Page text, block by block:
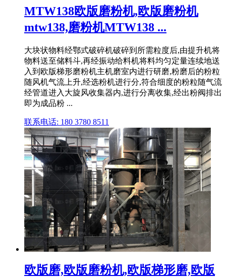
MTW138欧版磨粉机,欧版磨粉机
mtw138,磨粉机MTW138 ...
大块状物料经鄂式破碎机破碎到所需粒度后,由提升机将
物料送至储料斗,再经振动给料机将料均匀定量连续地送
入到欧版梯形磨粉机主机磨室内进行研磨,粉磨后的粉粒
随风机气流上升,经选粉机进行分,符合细度的粉粒随气流
经管道进入大旋风收集器内,进行分离收集,经出粉阀排出
即为成品粉 ...
联系电话: 180 3780 8511
欧版磨,欧版磨粉机,欧版梯形磨,欧版